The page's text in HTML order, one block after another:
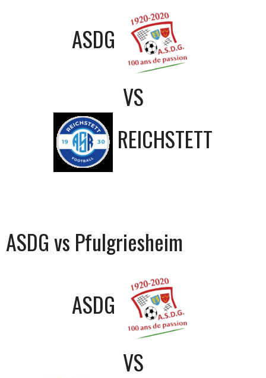
ASDG
VS
REICHSTETT
ASDG vs Pfulgriesheim
ASDG
VS